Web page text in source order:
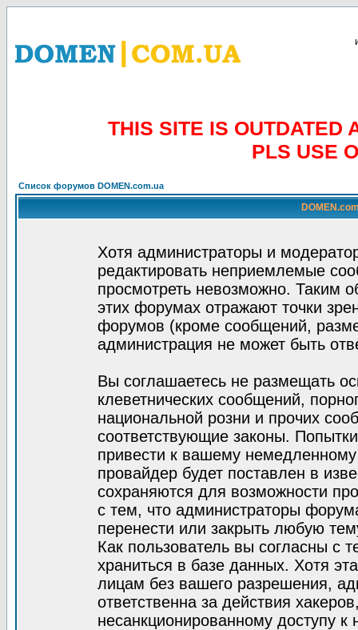
THIS SITE IS OUTDATED
PLS USE
Список форумов DOMEN.com.ua
Хотя администраторы и
редактировать неприемлемые
просмотреть невозможно. Таким
этих форумах отражают точки
форумов (кроме сообщений,
администрация не может быть
Вы соглашаетесь не размещать
клеветнических сообщений,
национальной розни и прочих
соответствующие законы.
привести к вашему
провайдер будет поставлен в
сохраняются для возможности
с тем, что администраторы
перенести или закрыть любую
Как пользователь вы согласны с
храниться в базе данных. Хотя
лицам без вашего разрешения,
ответственна за действия
несанкционированному доступу к